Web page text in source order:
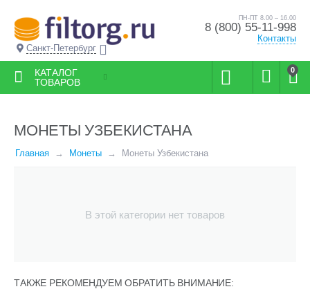
Санкт-Петербург
ПН-ПТ 8.00 – 16.00
8 (800) 55-11-998
Контакты
0
КАТАЛОГ
ТОВАРОВ
МОНЕТЫ УЗБЕКИСТАНА
Главная Монеты Монеты Узбекистана
В этой категории нет товаров
ТАКЖЕ РЕКОМЕНДУЕМ ОБРАТИТЬ ВНИМАНИЕ: